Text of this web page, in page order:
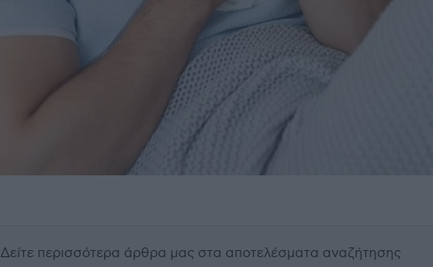
Δείτε περισσότερα άρθρα μας στα αποτελέσματα αναζήτησης